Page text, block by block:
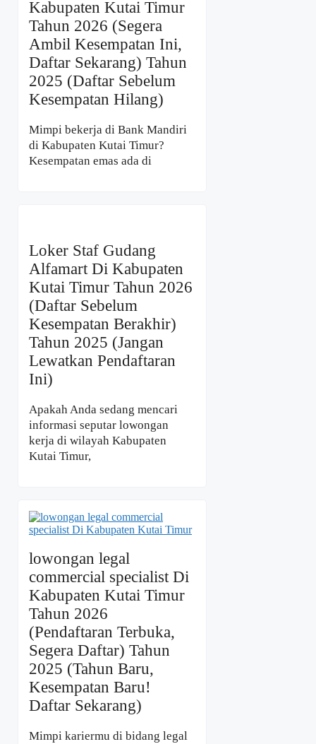
Kabupaten Kutai Timur
Tahun 2026 (Segera
Ambil Kesempatan Ini,
Daftar Sekarang) Tahun
2025 (Daftar Sebelum
Kesempatan Hilang)
Mimpi bekerja di Bank Mandiri
di Kabupaten Kutai Timur?
Kesempatan emas ada di
Loker Staf Gudang
Alfamart Di Kabupaten
Kutai Timur Tahun 2026
(Daftar Sebelum
Kesempatan Berakhir)
Tahun 2025 (Jangan
Lewatkan Pendaftaran
Ini)
Apakah Anda sedang mencari
informasi seputar lowongan
kerja di wilayah Kabupaten
Kutai Timur,
lowongan legal
commercial specialist Di
Kabupaten Kutai Timur
Tahun 2026
(Pendaftaran Terbuka,
Segera Daftar) Tahun
2025 (Tahun Baru,
Kesempatan Baru!
Daftar Sekarang)
Mimpi kariermu di bidang legal